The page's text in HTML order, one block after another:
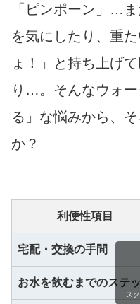
「ピンポーン」…
を気にしたり、重
ょ！」と持ち上げ
り…。そんなウォ
る」な悩みから、
か？
利便性項目
宅配・交換の手間
お水を飲むまでのステ
ス